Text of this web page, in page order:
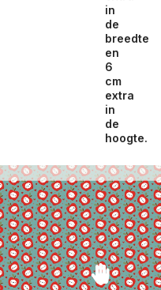
in
de
breedte
en
6
cm
extra
in
de
hoogte.